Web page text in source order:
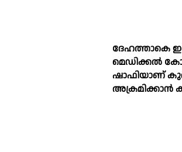
ദേഹത്താകെ
മെഡിക്കല്‍
ഷാഫിയാണ്
അക്രമിക്കാൻ